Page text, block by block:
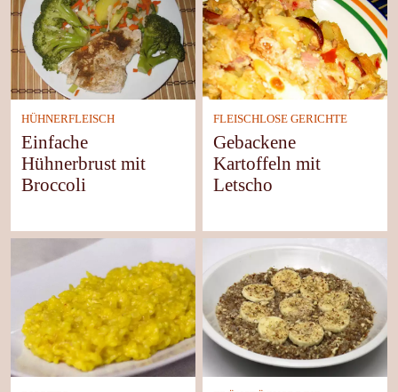
HÜHNERFLEISCH
Einfache
Hühnerbrust mit
Broccoli
FLEISCHLOSE GERICHTE
Gebackene
Kartoffeln mit
Letscho